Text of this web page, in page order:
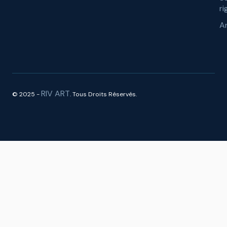
© 2025 -RIV ART. Tous Droits Réservés.